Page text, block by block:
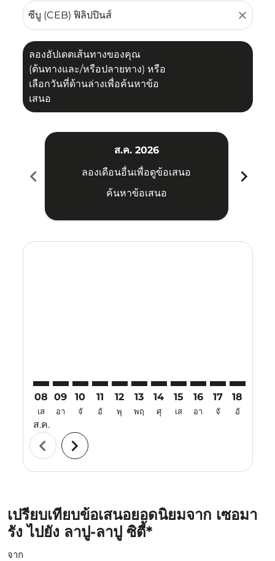
close
ลองอัปเดตเส้นทางของคุณ
(ต้นทางและ/หรือปลายทาง) หรือ
เลือกวันที่ด้านล่างเพื่อค้นหาข้อ
เสนอ
chevron_left
ส.ค. 2026
ลองเดือนอื่นเพื่อดูข้อเสนอ
ค้นหาข้อเสนอ
chevron_right
08
เส
ส.ค.
09
อา
10
จั
11
อั
12
พุ
13
พฤ
14
ศุ
15
เส
16
อา
17
จั
18
อั
chevron_left chevron_right
เปรียบเทียบข้อเสนอยอดนิยมจาก เซอมา
รัง ไปยัง ลาปู-ลาปู ซิตี้*
จาก